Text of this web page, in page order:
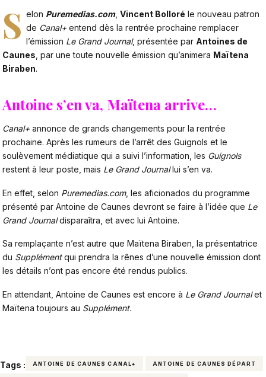
S elon Puremedias.com,Vincent Bolloré le nouveau patron
de Canal+ entend dès la rentrée prochaine remplacer
l’émission Le Grand Journal, présentée par Antoines de
Caunes , par une toute nouvelle émission qu’animera Maïtena
Biraben.
Antoine s’en va, Maïtena arrive…
Canal+ annonce de grands changements pour la rentrée
prochaine. Après les rumeurs de l’arrêt des Guignols et le
soulèvement médiatique qui a suivi l’information, les Guignols
restent à leur poste, mais Le Grand Journallui s’en va.
En effet, selon Puremedias.com, les aficionados du programme
présenté par Antoine de Caunes devront se faire à l’idée que Le
Grand Journaldisparaîtra, et avec lui Antoine.
Sa remplaçante n’est autre que Maïtena Biraben, la présentatrice
du Supplémentqui prendra la rênes d’une nouvelle émission dont
les détails n’ont pas encore été rendus publics.
En attendant, Antoine de Caunes est encore à Le Grand Journalet
Maïtena toujours au Supplément.
Tags : ANTOINE DE CAUNES CANAL+ ANTOINE DE CAUNES DÉPART